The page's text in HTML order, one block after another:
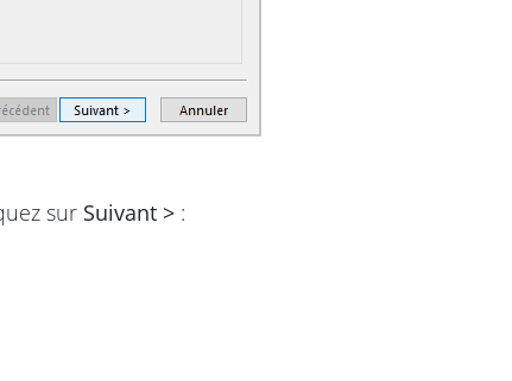
sur Suivant > :